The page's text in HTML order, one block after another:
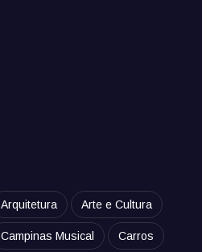
Arquitetura Arte e Cultura
Campinas Musical Carros